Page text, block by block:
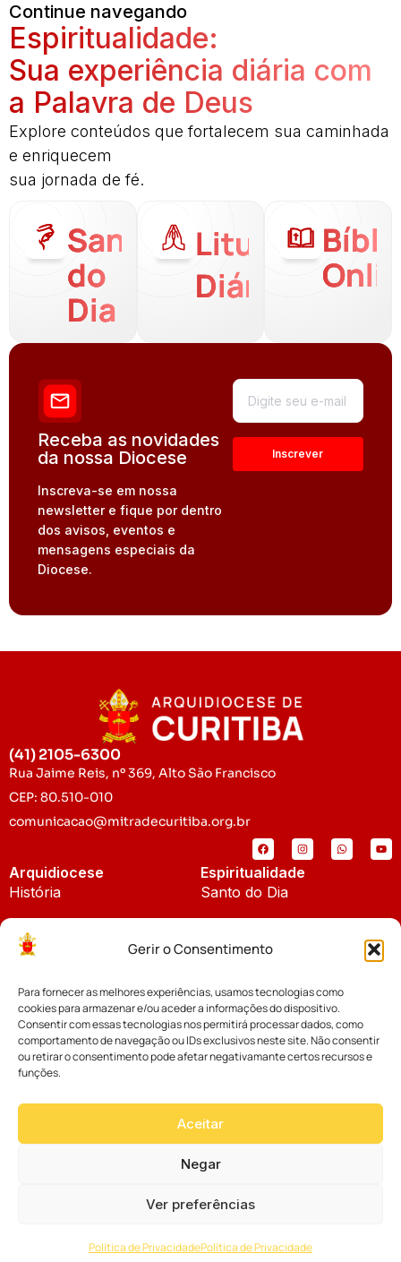
Gerir o Consentimento
Para fornecer as melhores experiências, usamos tecnologias como
cookies para armazenar e/ou aceder a informações do dispositivo.
Consentir com essas tecnologias nos permitirá processar dados, como
comportamento de navegação ou IDs exclusivos neste site. Não consentir
ou retirar o consentimento pode afetar negativamante certos recursos e
funções.
Aceitar
Negar
Ver preferências
Política de PrivacidadePolítica de Privacidade
Continue navegando
Espiritualidade:
Sua experiência diária com
a Palavra de Deus
Explore conteúdos que fortalecem sua caminhada
e enriquecem
sua jornada de fé.
Santo
do
Dia
Liturgia
Diária
Receba as novidades
da nossa Diocese
Inscreva-se em nossa
newsletter e fique por dentro
dos avisos, eventos e
mensagens especiais da
Diocese.
(41) 2105-6300
Rua Jaime Reis, nº 369, Alto São Francisco
CEP: 80.510-010
comunicacao@mitradecuritiba.org.br
Arquidiocese
História
Padroeira
Espiritualidade
Santo do Dia
Notícias
Notícias da Arquidiocese
Notícias Cáritas
Palavra dos Bispos
Cúria Diocesana
Fundo Diocesano
Vicariatos da Educação
Eventos
por